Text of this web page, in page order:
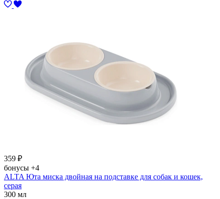
359 ₽
бонусы +4
ALTA Юта миска двойная на подставке для собак и кошек,
серая
300 мл